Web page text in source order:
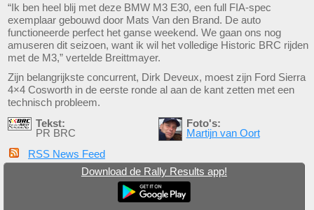
“Ik ben heel blij met deze BMW M3 E30, een full FIA-spec
exemplaar gebouwd door Mats Van den Brand. De auto
functioneerde perfect het ganse weekend. We gaan ons nog
amuseren dit seizoen, want ik wil het volledige Historic BRC rijden
met de M3,” vertelde Breittmayer.
Zijn belangrijkste concurrent, Dirk Deveux, moest zijn Ford Sierra
4×4 Cosworth in de eerste ronde al aan de kant zetten met een
technisch probleem.
Tekst:
PR BRC
Foto's:
Martijn van Oort
RSS News Feed
Download de Rally Results app!